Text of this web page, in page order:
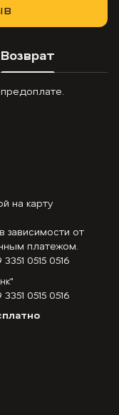
Возврат
на карту
зависимости от
платежом.
0515 0516
0515 0516